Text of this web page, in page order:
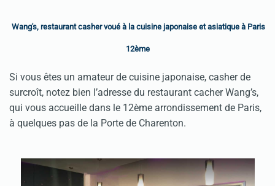
Wang's, restaurant casher voué à la cuisine japonaise et asiatique à Paris
12ème
Si vous êtes un amateur de cuisine japonaise, casher de
surcroît, notez bien l’adresse du restaurant cacher Wang’s,
qui vous accueille dans le 12ème arrondissement de Paris,
à quelques pas de la Porte de Charenton.